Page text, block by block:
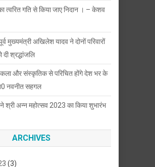
त्वरित गति से किया जाए निदान । – केशव
मुख्यमंत्री अखिलेश यादव ने दोनों परिवारों
श्रद्धांजलि
कला और संस्कृतिक से परिचित होंगे देश भर के
नवनीत सहगल
ने श्री अन्न महोत्सव 2023 का किया शुभारंभ
ARCHIVES
(3)